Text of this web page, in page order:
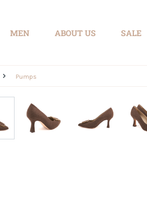
MEN ABOUT US SALE
Pumps